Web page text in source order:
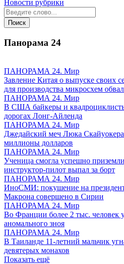
Новости рубрики
Панорама 24
ПАНОРАМА 24. Мир
Завление Китая о выпуске своих
для производства микросхем
ПАНОРАМА 24. Мир
В США байкеры и
дорогах Лонг-Айленда
ПАНОРАМА 24. Мир
Джедайский меч Люка Скайуокера
миллионы долларов
ПАНОРАМА 24. Мир
Ученица смогла успешно
инструктор-пилот выпал за борт
ПАНОРАМА 24. Мир
ИноСМИ: покушение на
Макрона совершено в Сирии
ПАНОРАМА 24. Мир
Во Франции более 2 тыс. человек
аномального зноя
ПАНОРАМА 24. Мир
В Таиланде 11-летний мальчик
девятерых монахов
Показать ещё